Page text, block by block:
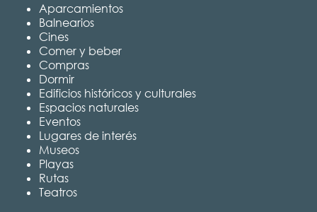
Aparcamientos
Balnearios
Cines
Comer y beber
Compras
Dormir
Edificios históricos y culturales
Espacios naturales
Eventos
Lugares de interés
Museos
Playas
Rutas
Teatros